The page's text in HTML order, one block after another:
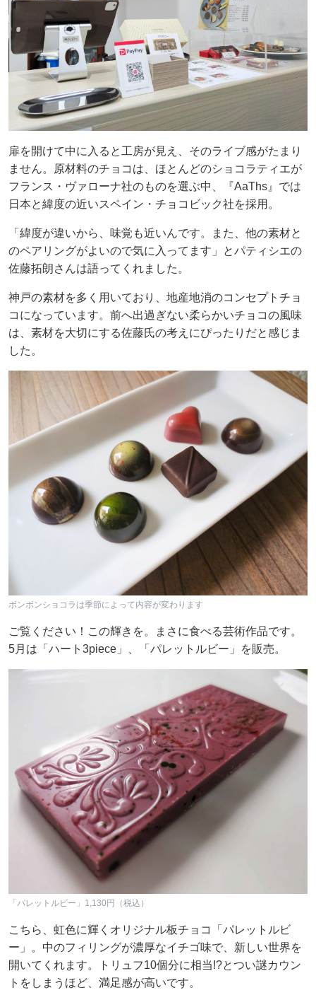
扉を開けて中に入ると工房が見え、そのライブ感がたまり
ません。原材料のチョコは、ほとんどのショコラティエが
フランス・ヴァローナ社のものを選ぶ中、『AaThs』では
日本と緯度の近いスペイン・チョコビック社を採用。
「緯度が違いから、味覚も近いんです。また、他の素材と
のペアリングがよいので気に入ってます」とパティシエの
佐藤拓朗さんは語ってくれました。
神戸の素材を多く用いており、地産地消のコンセプトチョ
コになっています。前へ出過ぎない柔らかいチョコの風味
は、素材を大切にする佐藤氏の考えにぴったりだと感じま
した。
ボンボンショコラは季節によって内容が変わります
ご覧ください！この輝きを。まさに食べる芸術作品です。
5月は「ハート3piece」、「パレットルビー」を販売。
「パレットルビー」1,130円（税込）
こちら、虹色に輝くオリジナル板チョコ「パレットルビ
ー」。中のフィリングが濃厚なイチゴ味で、新しい世界を
開いてくれます。トリュフ10個分に相当!?とつい謎カウン
トをしまうほど、満足感が高いです。